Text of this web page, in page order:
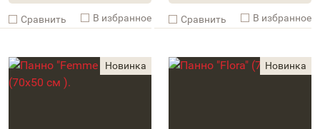
Cравнить В избранное Cравнить В избранное